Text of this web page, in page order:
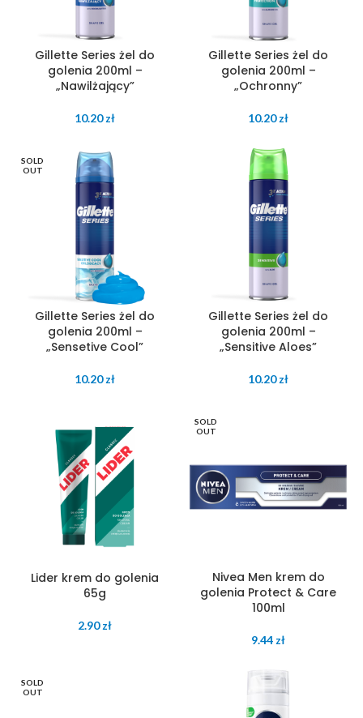
Gillette Series żel do
golenia 200ml –
„Nawilżający”
10.20zł
Gillette Series żel do
golenia 200ml –
„Ochronny”
10.20zł
SOLD
OUT
Gillette Series żel do
golenia 200ml –
„Sensetive Cool”
10.20zł
Gillette Series żel do
golenia 200ml –
„Sensitive Aloes”
10.20zł
Lider krem do golenia
65g
2.90zł
SOLD
OUT
Nivea Men krem do
golenia Protect & Care
100ml
9.44 zł
SOLD
OUT